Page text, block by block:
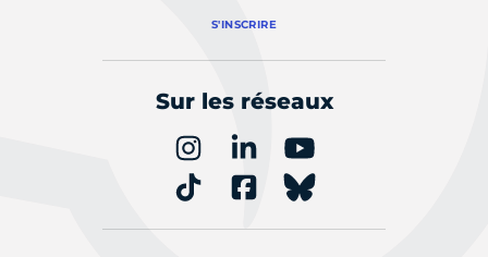
S'INSCRIRE
Sur les réseaux